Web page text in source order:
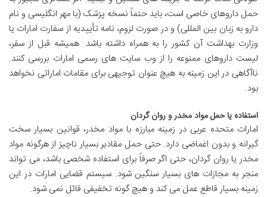
حمل داروهای خاصی است، باید حتماً نسخه پزشک (با مهر انگلیسی و نام
دارو به زبان بین المللی) و در صورت لزوم، نامه تأییدیه از سفارت امارات یا
وزارت بهداشت آن کشور را به همراه داشته باشد. همیشه قبل از سفر،
لیست داروهای ممنوعه را از وب سایت های رسمی امارات بررسی کنند.
ناآگاهی در این زمینه به هیچ عنوان توجیهی برای مقامات اماراتی نخواهد
بود.
استفاده یا حمل مواد مخدر و روان گردان
امارات متحده عربی در زمینه مبارزه با مواد مخدر، قوانین بسیار سخت
گیرانه و بدون اغماضی دارد. حتی حمل مقادیر بسیار ناچیز از هرگونه مواد
مخدر یا روان گردان، حتی اگر صرفاً برای استفاده شخصی باشد، می تواند
منجر به مجازات های بسیار سنگین شود. سیستم قضایی امارات در این
زمینه بسیار قاطع عمل می کند و هیچ گونه تخفیفی قائل نمی شود.